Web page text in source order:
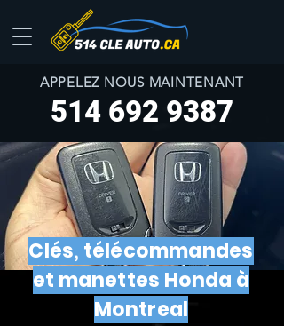
APPELEZ NOUS MAINTENANT
514 692 9387
Clés, télécommandes
et manettes Honda à
Montreal